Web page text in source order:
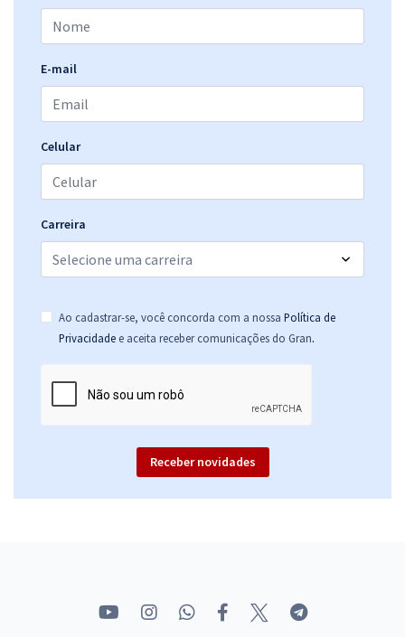
E-mail
Celular
Carreira
Ao cadastrar-se, você concorda com a nossa Política de
Privacidade e aceita receber comunicações do Gran.
Receber novidades